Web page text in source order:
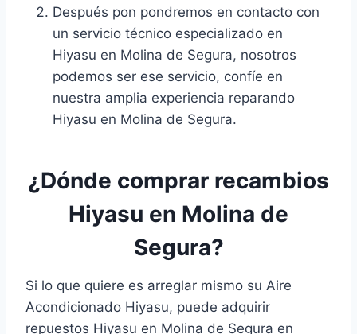
Después pon pondremos en contacto con
un servicio técnico especializado en
Hiyasu en Molina de Segura, nosotros
podemos ser ese servicio, confíe en
nuestra amplia experiencia reparando
Hiyasu en Molina de Segura.
¿Dónde comprar recambios
Hiyasu en Molina de
Segura?
Si lo que quiere es arreglar mismo su Aire
Acondicionado Hiyasu, puede adquirir
repuestos Hiyasu en Molina de Segura en